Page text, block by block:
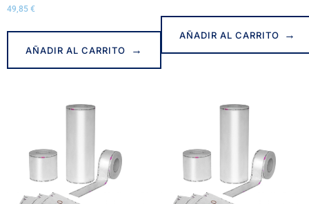
49,85 €
AÑADIR AL CARRITO
AÑADIR AL CARRITO